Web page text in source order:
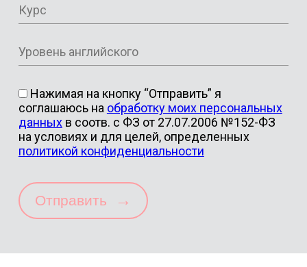
Нажимая на кнопку “Отправить” я
соглашаюсь на обработку моих персональных
данныхв соотв. с ФЗ от 27.07.2006 №152-ФЗ
на условиях и для целей, определенных
политикой конфиденциальности
Отправить →